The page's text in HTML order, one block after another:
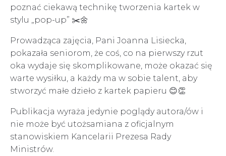
poznać ciekawą technikę tworzenia kartek w
stylu „pop-up” ✂️🌼
Prowadząca zajęcia, Pani Joanna Lisiecka,
pokazała seniorom, że coś, co na pierwszy rzut
oka wydaje się skomplikowane, może okazać się
warte wysiłku, a każdy ma w sobie talent, aby
stworzyć małe dzieło z kartek papieru 😊👏
Publikacja wyraża jedynie poglądy autora/ów i
nie może być utożsamiana z oficjalnym
stanowiskiem Kancelarii Prezesa Rady
Ministrów.